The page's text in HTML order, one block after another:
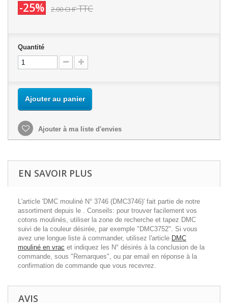
-25% 2.00 CHFTTC
Quantité
Ajouter au panier
Ajouter à ma liste d'envies
EN SAVOIR PLUS
L'article 'DMC mouliné N° 3746 (DMC3746)' fait partie de notre
assortiment depuis le . Conseils: pour trouver facilement vos
cotons moulinés, utiliser la zone de recherche et tapez DMC
suivi de la couleur désirée, par exemple "DMC3752". Si vous
avez une longue liste à commander, utilisez l'article DMC
mouliné en vrac et indiquez les N° désirés à la conclusion de la
commande, sous "Remarques", ou par email en réponse à la
confirmation de commande que vous recevrez.
AVIS